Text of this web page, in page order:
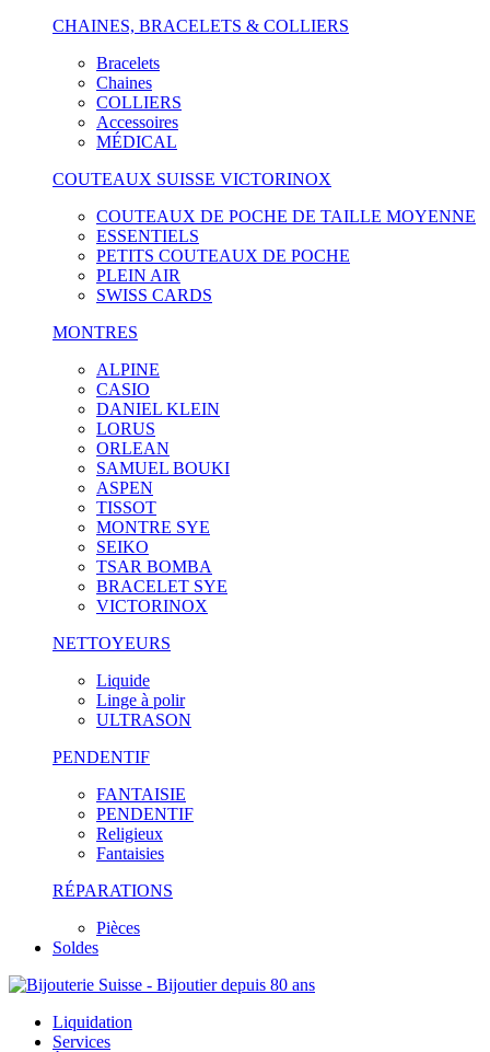
CHAINES, BRACELETS & COLLIERS
Bracelets
Chaines
COLLIERS
Accessoires
MÉDICAL
COUTEAUX SUISSE VICTORINOX
COUTEAUX DE POCHE DE TAILLE MOYENNE
ESSENTIELS
PETITS COUTEAUX DE POCHE
PLEIN AIR
SWISS CARDS
MONTRES
ALPINE
CASIO
DANIEL KLEIN
LORUS
ORLEAN
SAMUEL BOUKI
ASPEN
TISSOT
MONTRE SYE
SEIKO
TSAR BOMBA
BRACELET SYE
VICTORINOX
NETTOYEURS
Liquide
Linge à polir
ULTRASON
PENDENTIF
FANTAISIE
PENDENTIF
Religieux
Fantaisies
RÉPARATIONS
Pièces
Soldes
Liquidation
Services